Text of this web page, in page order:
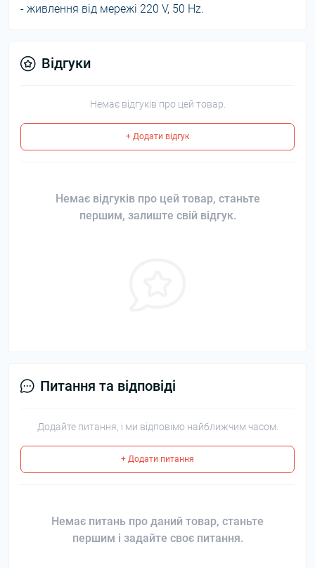
- живлення від мережі 220 V, 50 Hz.
Відгуки
Немає відгуків про цей товар.
+ Додати відгук
Немає відгуків про цей товар, станьте
першим, залиште свій відгук.
Питання та відповіді
Додайте питання, і ми відповімо найближчим часом.
+ Додати питання
Немає питань про даний товар, станьте
першим і задайте своє питання.